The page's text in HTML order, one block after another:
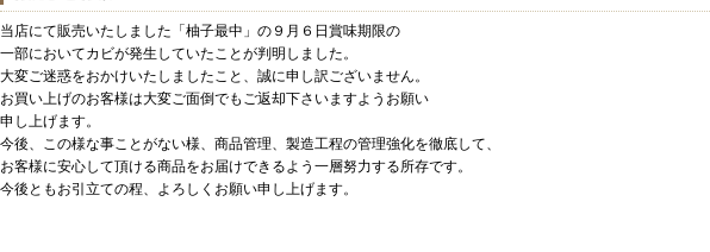
当店にて販売いたしました「柚子最中」の９月６日賞味期限の
一部においてカビが発生していたことが判明しました。
大変ご迷惑をおかけいたしましたこと、誠に申し訳ございません。
お買い上げのお客様は大変ご面倒でもご返却下さいますようお願い
申し上げます。
今後、この様な事ことがない様、商品管理、製造工程の管理強化を徹底して、
お客様に安心して頂ける商品をお届けできるよう一層努力する所存です。
今後ともお引立ての程、よろしくお願い申し上げます。